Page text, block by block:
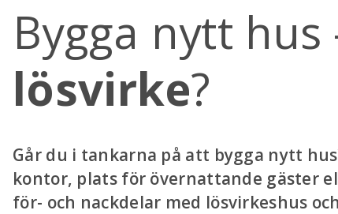
Bygga nytt hus
lösvirke?
Går du i tankarna på att bygga nytt
kontor, plats för övernattande gäster
för- och nackdelar med lösvirkeshus